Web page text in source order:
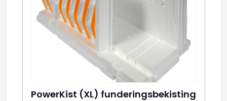
PowerKist (XL) funderingsbekisting